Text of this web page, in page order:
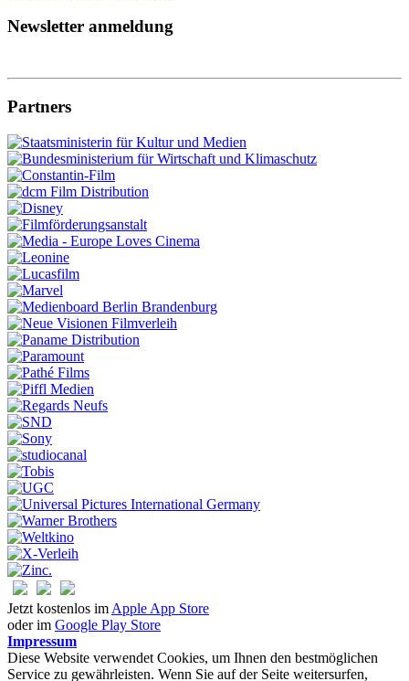
Newsletter anmeldung
Partners
Jetzt kostenlos im Apple App Store
oder im Google Play Store
Impressum
Diese Website verwendet Cookies, um Ihnen den bestmöglichen
Service zu gewährleisten. Wenn Sie auf der Seite weitersurfen,